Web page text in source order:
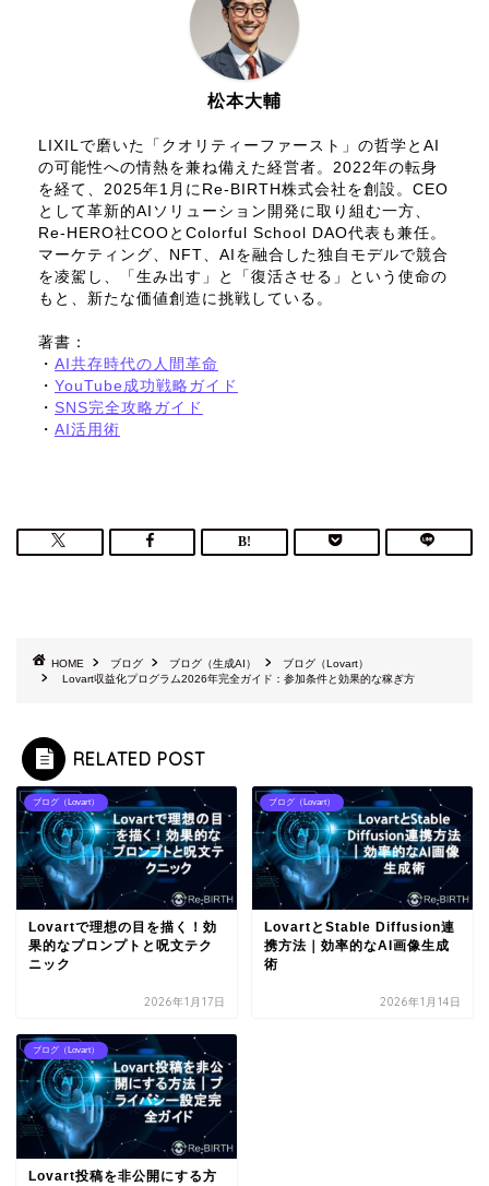
松本大輔
LIXILで磨いた「クオリティーファースト」の哲学とAI
の可能性への情熱を兼ね備えた経営者。2022年の転身
を経て、2025年1月にRe-BIRTH株式会社を創設。CEO
として革新的AIソリューション開発に取り組む一方、
Re-HERO社COOとColorful School DAO代表も兼任。
マーケティング、NFT、AIを融合した独自モデルで競合
を凌駕し、「生み出す」と「復活させる」という使命の
もと、新たな価値創造に挑戦している。
著書：
・ AI共存時代の人間革命
・ YouTube成功戦略ガイド
・ SNS完全攻略ガイド
・ AI活用術
HOME ブログ ブログ（生成AI）
ブログ（Lovart）
Lovart収益化プログラム2026年完全ガイド：参加条件と効果的な稼ぎ方
RELATED POST
ブログ（Lovart）
Lovartで理想の目を描く！効
果的なプロンプトと呪文テク
ニック
2026年1月17日
ブログ（Lovart）
LovartとStable Diffusion連
携方法｜効率的なAI画像生成
術
2026年1月14日
ブログ（Lovart）
Lovart投稿を非公開にする方